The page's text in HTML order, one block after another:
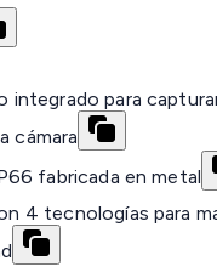
integrado para
cámara
fabricada en metal
4 tecnologías para